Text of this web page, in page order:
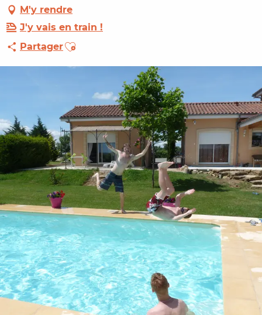
M'y rendre
J'y vais en train !
PartagerAjouter aux favoris